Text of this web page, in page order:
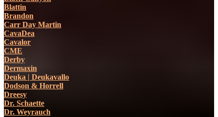
Blattin
Brandon
Carr Day Martin
CavaDea
Cavalor
CME
Derby
Dermaxin
Deuka | Deukavallo
Dodson & Horrell
Dreesy
Dr. Schaette
Dr. Weyrauch